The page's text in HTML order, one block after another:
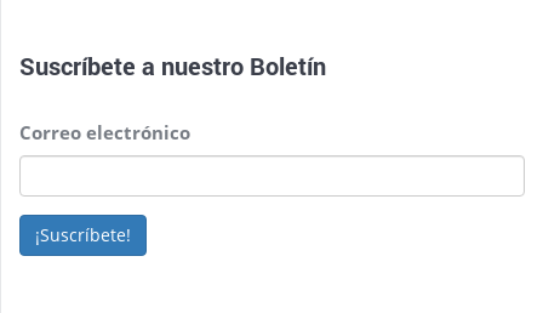
Suscríbete a nuestro Boletín
Correo electrónico
¡Suscríbete!